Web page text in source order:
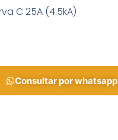
C 25A (4.5kA)
Consultar por whatsapp